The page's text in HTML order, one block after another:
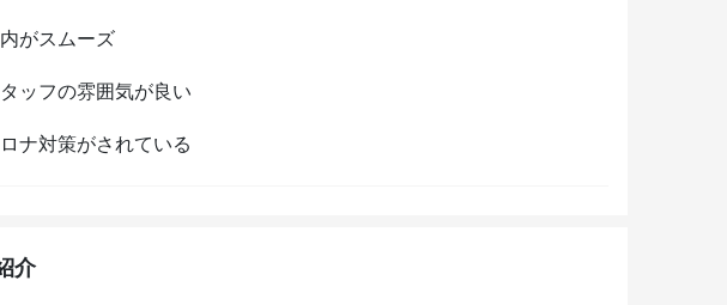
がスムーズ
ッフの雰囲気が良い
ナ対策がされている
介